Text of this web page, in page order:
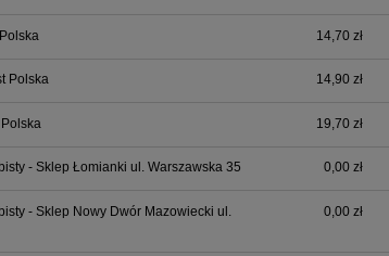
14,70 zł
Polska 14,90 zł
19,70 zł
- Sklep Łomianki ul. Warszawska 35 0,00 zł
- Sklep Nowy Dwór Mazowiecki ul.
0,00 zł